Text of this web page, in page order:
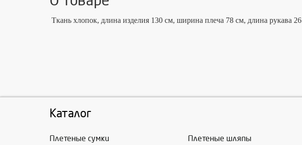
Ткань хлопок, длина изделия 130 см, ширина плеча 78 см, длина рукава 26
Каталог
Плетеные сумки Плетеные шляпы